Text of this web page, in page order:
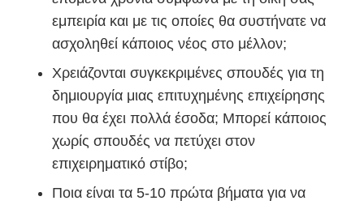
εμπειρία και με τις οποίες θα συστήνατε να
ασχοληθεί κάποιος νέος στο μέλλον;
Χρειάζονται συγκεκριμένες σπουδές για τη
δημιουργία μιας επιτυχημένης επιχείρησης
που θα έχει πολλά έσοδα; Μπορεί κάποιος
χωρίς σπουδές να πετύχει στον
επιχειρηματικό στίβο;
Ποια είναι τα 5-10 πρώτα βήματα για να